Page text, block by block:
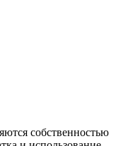
собственностью